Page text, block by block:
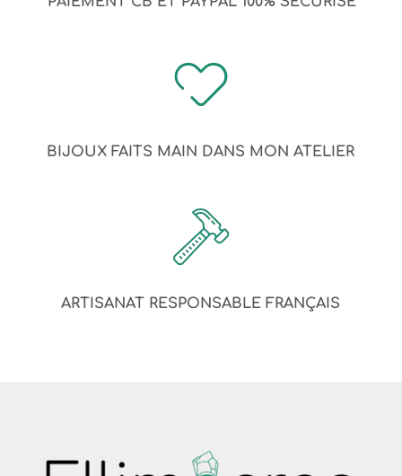
BIJOUX FAITS MAIN DANS MON ATELIER
ARTISANAT RESPONSABLE FRANÇAIS